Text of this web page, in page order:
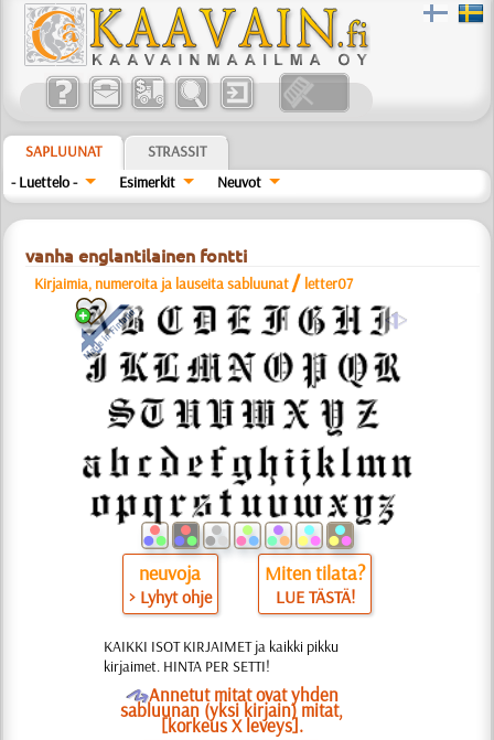
SAPLUUNAT
STRASSIT
- Luettelo -
Esimerkit Neuvot
vanha englantilainen fontti
Kirjaimia, numeroita ja lauseita sabluunat / letter07
a
neuvoja
> Lyhyt ohje
Miten tilata?
LUE TÄSTÄ!
KAIKKI ISOT KIRJAIMET ja kaikki pikku
kirjaimet. HINTA PER SETTI!
OAnnetut mitat ovat yhden
sabluunan (yksi kirjain) mitat,
[korkeus X leveys].